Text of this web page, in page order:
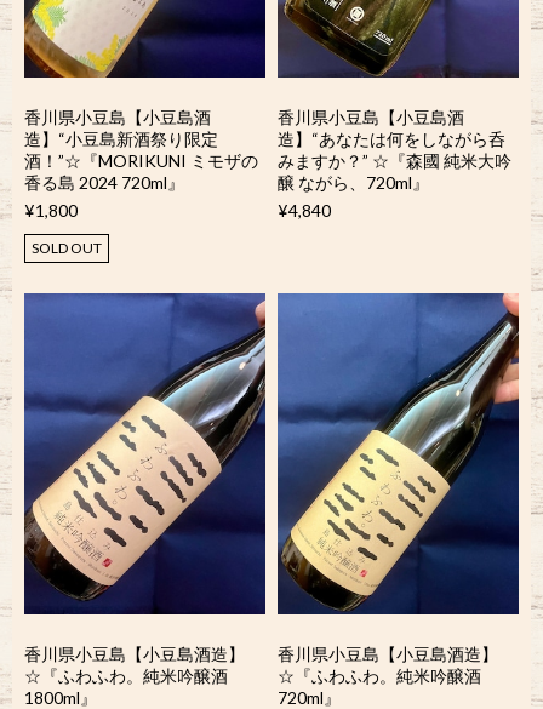
香川県小豆島【小豆島酒
造】“小豆島新酒祭り限定
酒！”☆『MORIKUNI ミモザの
香る島 2024 720ml』
¥1,800
SOLD OUT
香川県小豆島【小豆島酒
造】“あなたは何をしながら呑
みますか？” ☆『森國 純米大吟
醸 ながら、720ml』
¥4,840
香川県小豆島【小豆島酒造】
☆『ふわふわ。純米吟醸酒
1800ml』
香川県小豆島【小豆島酒造】
☆『ふわふわ。純米吟醸酒
720ml』